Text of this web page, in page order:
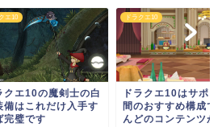
エ10
クエ10の魔剣士の白
備はこれだけ入手す
完璧です
ドラクエ10
ドラクエ10はサポー
間のおすすめ構成で
んどのコンテンツが